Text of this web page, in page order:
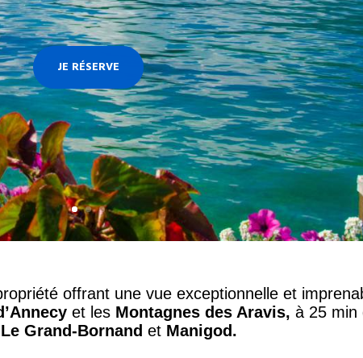
JE RÉSERVE
offrant une vue exceptionnelle et
et les Montagnes des Aravis, à 25 min
Grand-Bornand etManigod.